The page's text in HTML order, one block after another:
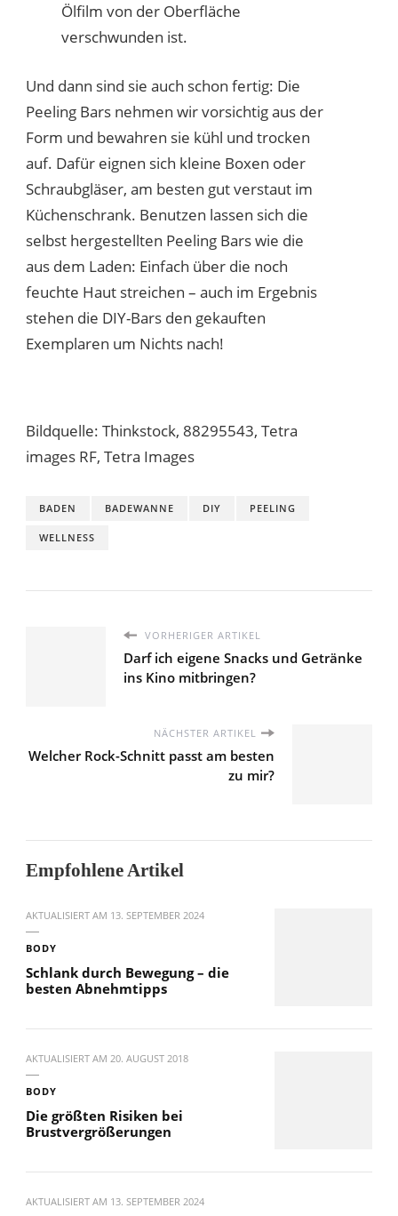
Ölfilm von der Oberfläche
verschwunden ist.
Und dann sind sie auch schon fertig: Die
Peeling Bars nehmen wir vorsichtig aus der
Form und bewahren sie kühl und trocken
auf. Dafür eignen sich kleine Boxen oder
Schraubgläser, am besten gut verstaut im
Küchenschrank. Benutzen lassen sich die
selbst hergestellten Peeling Bars wie die
aus dem Laden: Einfach über die noch
feuchte Haut streichen – auch im Ergebnis
stehen die DIY-Bars den gekauften
Exemplaren um Nichts nach!
Bildquelle: Thinkstock, 88295543, Tetra
images RF, Tetra Images
BADEN BADEWANNE DIY PEELING
WELLNESS
VORHERIGER ARTIKEL
Darf ich eigene Snacks und Getränke
ins Kino mitbringen?
NÄCHSTER ARTIKEL
Welcher Rock-Schnitt passt am besten
zu mir?
Empfohlene Artikel
AKTUALISIERT AM 13. SEPTEMBER 2024
BODY
Schlank durch Bewegung – die
besten Abnehmtipps
AKTUALISIERT AM 20. AUGUST 2018
BODY
Die größten Risiken bei
Brustvergrößerungen
AKTUALISIERT AM 13. SEPTEMBER 2024